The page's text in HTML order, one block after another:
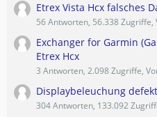
Etrex Vista Hcx falsches
56 Antworten, 56.338 Zugriffe,
Exchanger for Garmin
Etrex Hcx
3 Antworten, 2.098 Zugriffe,
Displaybeleuchung
304 Antworten, 133.092